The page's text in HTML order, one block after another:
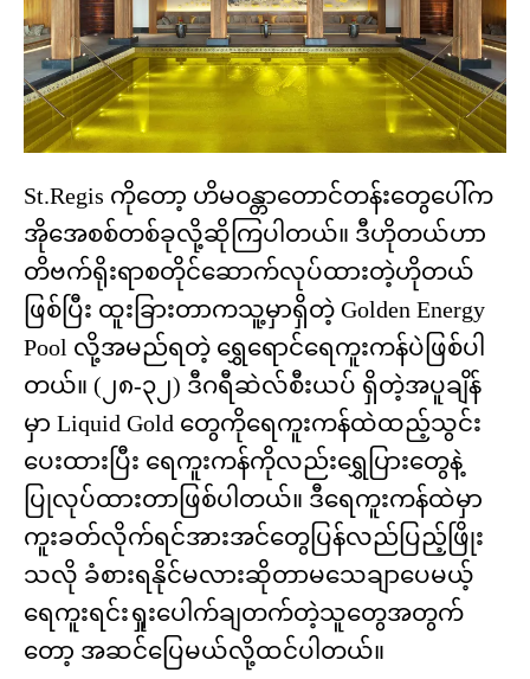
St.Regis ကိုတော့ ဟိမဝန္တာတောင်တန်းတွေပေါ်က
အိုအေစစ်တစ်ခုလို့ဆိုကြပါတယ်။ ဒီဟိုတယ်ဟာ
တိဗက်ရိုးရာစတိုင်ဆောက်လုပ်ထားတဲ့ဟိုတယ်
ဖြစ်ပြီး ထူးခြားတာကသူ့မှာရှိတဲ့ Golden Energy
Pool လို့အမည်ရတဲ့ ရွှေရောင်ရေကူးကန်ပဲဖြစ်ပါ
တယ်။ (၂၈-၃၂) ဒီဂရီဆဲလ်စီးယပ် ရှိတဲ့အပူချိန်
မှာ Liquid Gold တွေကိုရေကူးကန်ထဲထည့်သွင်း
ပေးထားပြီး ရေကူးကန်ကိုလည်းရွှေပြားတွေနဲ့
ပြုလုပ်ထားတာဖြစ်ပါတယ်။ ဒီရေကူးကန်ထဲမှာ
ကူးခတ်လိုက်ရင်အားအင်တွေပြန်လည်ပြည့်ဖြိုး
သလို ခံစားရနိုင်မလားဆိုတာမသေချာပေမယ့်
ရေကူးရင်းရှုးပေါက်ချတက်တဲ့သူတွေအတွက်
တော့ အဆင်ပြေမယ်လို့ထင်ပါတယ်။